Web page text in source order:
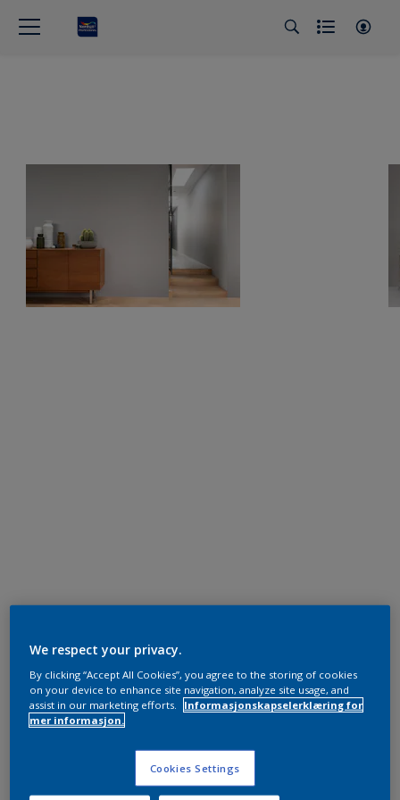
We respect your privacy.
By clicking “Accept All Cookies”, you agree to the storing of cookies
on your device to enhance site navigation, analyze site usage, and
assist in our marketing efforts.
Informasjonskapselerklæring for
mer informasjon.
Cookies Settings